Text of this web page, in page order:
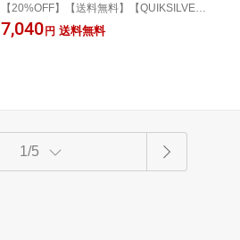
iksilver クイックシルバー メンズ MER
CURY 99 VOLLEY 20 ジャムショーツ
【20%OFF】【送料無料】【QUIKSILVER
クイックシルバー 公式通販】
7,040 円 送料無料
1/5